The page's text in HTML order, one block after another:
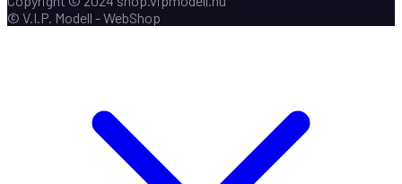
© V.I.P. Modell - WebShop